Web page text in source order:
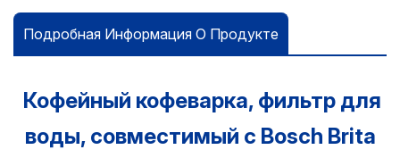
Подробная Информация О Продукте
Кофейный кофеварка, фильтр для
воды, совместимый с Bosch Brita